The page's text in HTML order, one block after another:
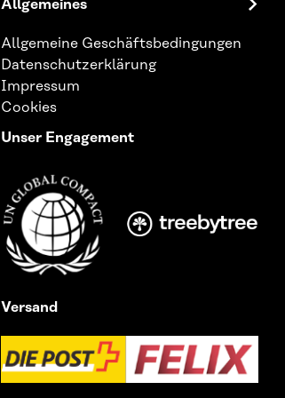
Allgemeines
Allgemeine Geschäftsbedingungen
Datenschutzerklärung
Impressum
Cookies
Unser Engagement
Versand